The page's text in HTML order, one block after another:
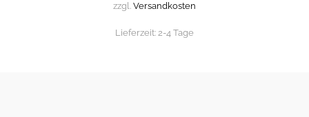
zzgl. Versandkosten
Lieferzeit: 2-4 Tage